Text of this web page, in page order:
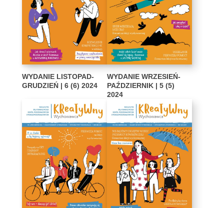
WYDANIE LISTOPAD-
GRUDZIEŃ | 6 (6) 2024
WYDANIE WRZESIEŃ-
PAŹDZIERNIK | 5 (5)
2024